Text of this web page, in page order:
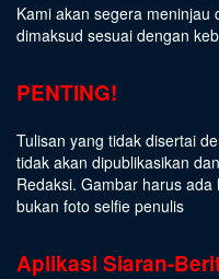
Kami akan segera meninjau
dimaksud sesuai dengan
PENTING!
Tulisan yang tidak disertai
tidak akan dipublikasikan
Redaksi. Gambar harus
bukan foto selfie penulis
Aplikasi Siaran-